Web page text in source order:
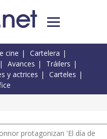
cine
Cartelera
Avances
Tráilers
y actrices
Carteles
protagonizan 'El día de